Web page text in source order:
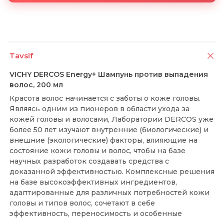
Tavsif
VICHY DERCOS Energy+ Шампунь против выпадения
волос, 200 мл
Красота волос начинается с заботы о коже головы.
Являясь одним из пионеров в области ухода за
кожей головы и волосами, Лаборатории DERCOS уже
более 50 лет изучают внутренние (биологические) и
внешние (экологические) факторы, влияющие на
состояние кожи головы и волос, чтобы на базе
научных разработок создавать средства с
доказанной эффективностью. Комплексные решения
на базе высокоэффективных ингредиентов,
адаптированные для различных потребностей кожи
головы и типов волос, сочетают в себе
эффективность, переносимость и особенные